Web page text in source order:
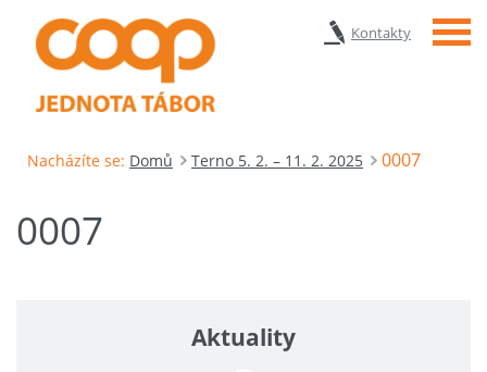
Kontakty Menu
Nacházíte se: Domů Terno 5. 2. – 11. 2. 2025 0007
0007
Aktuality